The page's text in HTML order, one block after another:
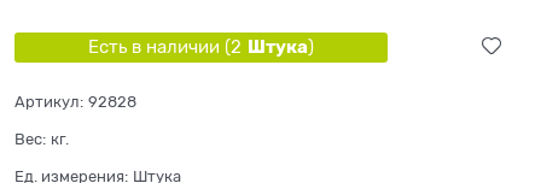
Есть в наличии (2 Штука)
Артикул: 92828
Вес: кг.
Ед. измерения: Штука